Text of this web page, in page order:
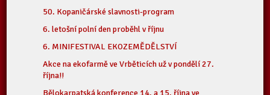
50. Kopaničárské slavnosti-program
6. letošní polní den proběhl v říjnu
6. MINIFESTIVAL EKOZEMĚDĚLSTVÍ
Akce na ekofarmě ve Vrběticích už v pondělí 27.
října!!
Bělokarpatská konference 14. a 15. října ve